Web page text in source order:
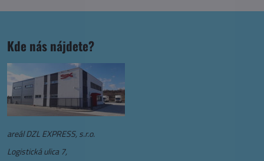
Kde nás nájdete?
areál DZL EXPRESS, s.r.o.
Logistická ulica 7,